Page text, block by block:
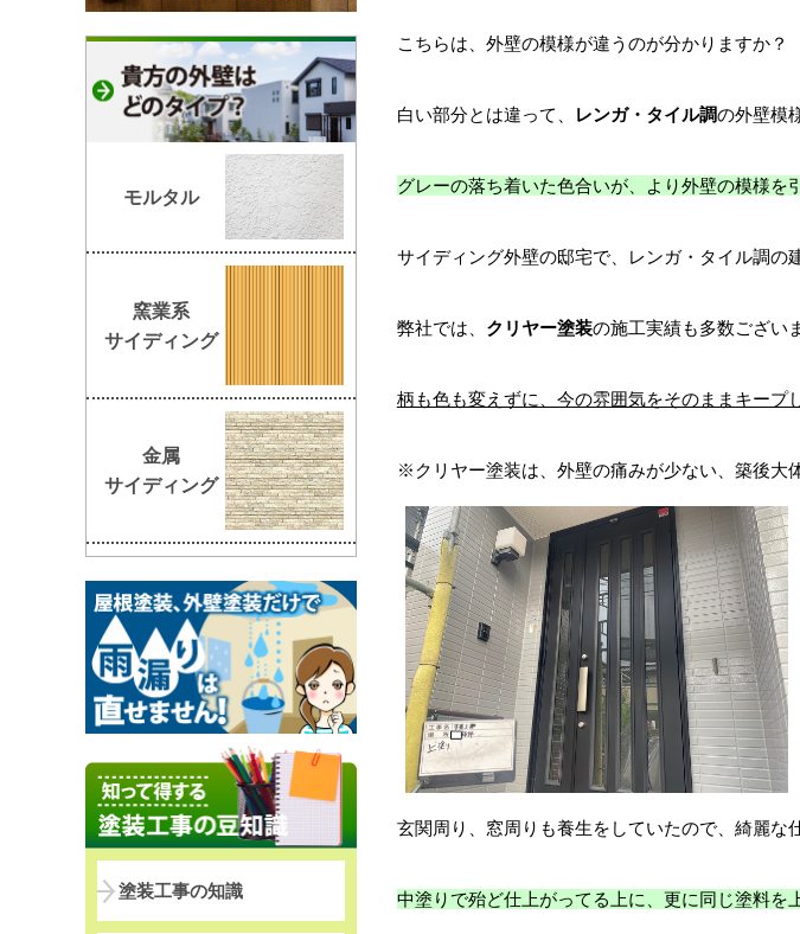
こちらは、外壁の模様が違うのが分かりますか？
白い部分とは違って、 レンガ・タイル調の外壁模
グレーの落ち着いた色合いが、より外壁の模様を
サイディング外壁の邸宅で、レンガ・タイル調の
弊社では、 クリヤー塗装の施工実績も多数ござい
柄も色も変えずに、今の雰囲気をそのままキープ
※クリヤー塗装は、外壁の痛みが少ない、築後大
玄関周り、窓周りも養生をしていたので、綺麗な
中塗りで殆ど仕上がってる上に、更に同じ塗料を
モルタル
窯業系
サイディング
金属
サイディング
塗装工事の知識